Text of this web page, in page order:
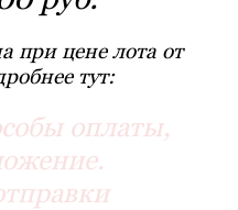
при цене лота от
тут:
оплаты,